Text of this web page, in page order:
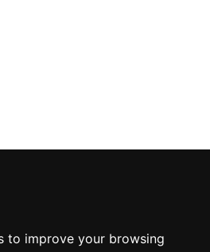
to improve your browsing